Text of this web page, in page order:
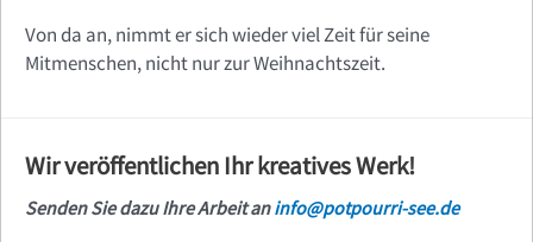
Von da an, nimmt er sich wieder viel Zeit für seine
Mitmenschen, nicht nur zur Weihnachtszeit.
Wir veröffentlichen Ihr kreatives Werk!
Senden Sie dazu Ihre Arbeit aninfo@potpourri-see.de